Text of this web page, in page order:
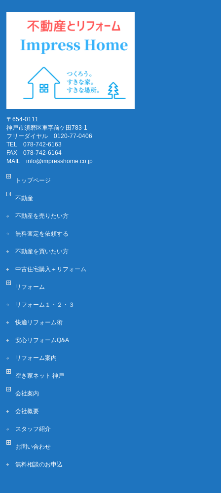
〒654-0111
神戸市須磨区車字前ケ田783-1
フリーダイヤル 0120-77-0406
TEL 078-742-6163
FAX 078-742-6164
MAIL info@impresshome.co.jp
トップページ
不動産
不動産を売りたい方
無料査定を依頼する
不動産を買いたい方
中古住宅購入＋リフォーム
リフォーム
リフォーム１・２・３
快適リフォーム術
安心リフォームQ&A
リフォーム案内
空き家ネット 神戸
会社案内
会社概要
スタッフ紹介
お問い合わせ
無料相談のお申込